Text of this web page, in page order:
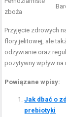
zboża
Przyjęcie zdrowych
flory jelitowej, ale
odżywianie oraz
pozytywny wpływ
Powiązane wpisy:
Jak dbać o
prebiotyki